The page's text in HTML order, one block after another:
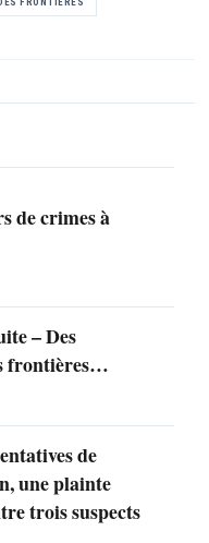
de crimes à
– Des
frontières…
de
une plainte
trois suspects